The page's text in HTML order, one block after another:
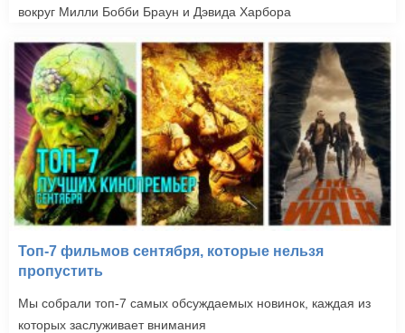
вокруг Милли Бобби Браун и Дэвида Харбора
Топ-7 фильмов сентября, которые нельзя
пропустить
Мы собрали топ-7 самых обсуждаемых новинок, каждая из
которых заслуживает внимания